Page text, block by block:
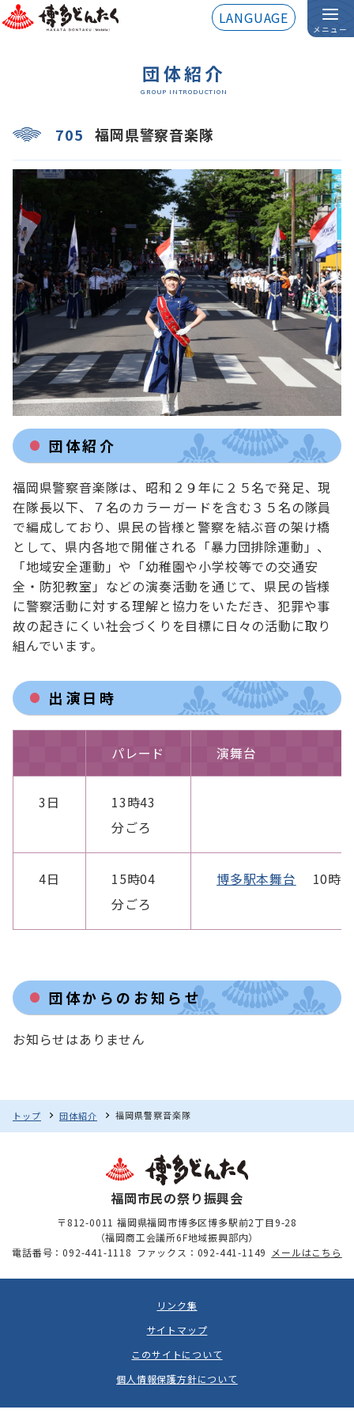
LANGUAGE
メニュー
団体紹介
GROUP INTRODUCTION
705 福岡県警察音楽隊
団体紹介
福岡県警察音楽隊は、昭和２９年に２５名で発足、現
在隊長以下、７名のカラーガードを含む３５名の隊員
で編成しており、県民の皆様と警察を結ぶ音の架け橋
として、県内各地で開催される「暴力団排除運動」、
「地域安全運動」や「幼稚園や小学校等での交通安
全・防犯教室」などの演奏活動を通じて、県民の皆様
に警察活動に対する理解と協力をいただき、犯罪や事
故の起きにくい社会づくりを目標に日々の活動に取り
組んでいます。
出演日時
パレード 演舞台
3日
13時43
分ごろ
4日
15時04
分ごろ
博多駅本舞台 10時
団体からのお知らせ
お知らせはありません
トップ 団体紹介 福岡県警察音楽隊
福岡市民の祭り振興会
〒812-0011 福岡県福岡市博多区博多駅前2丁目9-28
（福岡商工会議所6F地域振興部内）
電話番号：092-441-1118 ファックス：092-441-1149 メールはこちら
リンク集
サイトマップ
このサイトについて
個人情報保護方針について